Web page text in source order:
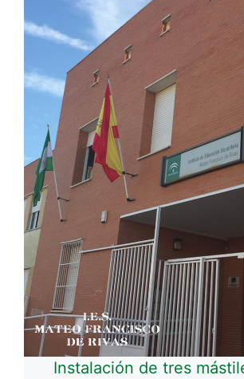
Instalación de tres